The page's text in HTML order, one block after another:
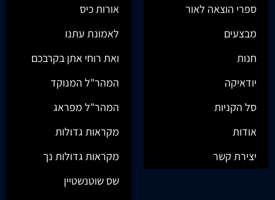
ספרי הוצאה לאור
מבצעים
חנות
יודאיקה
סל הקניות
אודות
יצירת קשר
אורות כיס
לאמונת עתנו
ואת רוחי אתן בקרבכם
המהר"ל המנוקד
המהר"ל מפראג
מקראות גדולות
מקראות גדולות נך
שס שוטנשטיין